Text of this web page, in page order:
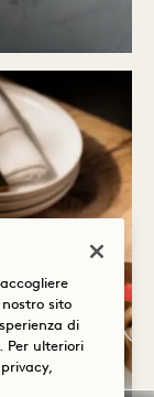
sito
di
Per ulteriori